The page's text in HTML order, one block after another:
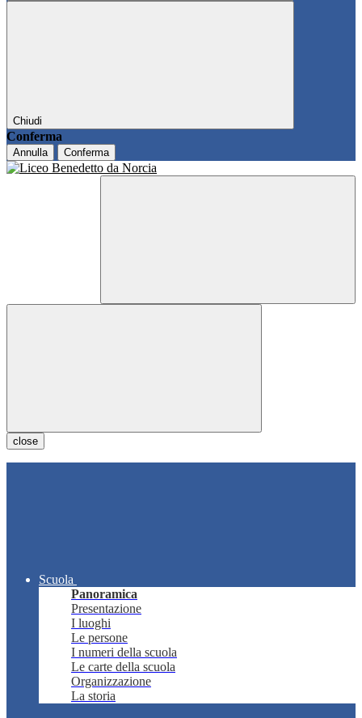
Chiudi
Conferma
Annulla Conferma
close
Scuola
Panoramica
Presentazione
I luoghi
Le persone
I numeri della scuola
Le carte della scuola
Organizzazione
La storia